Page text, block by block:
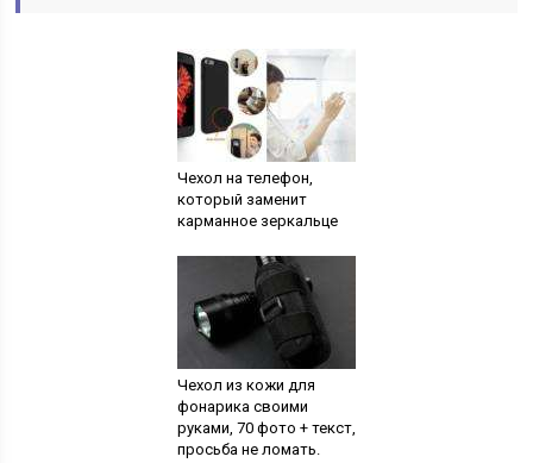
Чехол на телефон,
который заменит
карманное зеркальце
Чехол из кожи для
фонарика своими
руками, 70 фото + текст,
просьба не ломать.